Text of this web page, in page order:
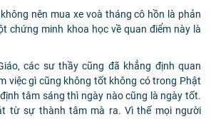
nên mua xe voà tháng cô hồn là phản
chứng minh khoa học về quan điểm này là
các sư thầy cũng đã khẳng định quan
việc gì cũng không tốt không có trong Phật
tâm sáng thì ngày nào cũng là ngày tốt.
từ sự thành tâm mà ra. Vì thế mọi người